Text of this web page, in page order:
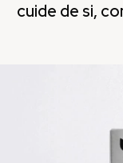
cuide de si,